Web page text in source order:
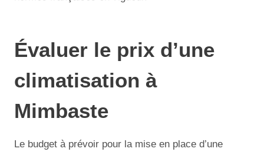
Évaluer le prix d’une
climatisation à
Mimbaste
Le budget à prévoir pour la mise en place d’une